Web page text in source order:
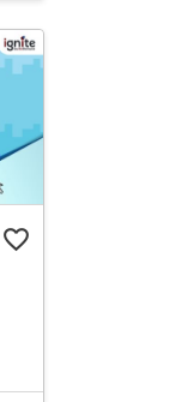
favorite_border